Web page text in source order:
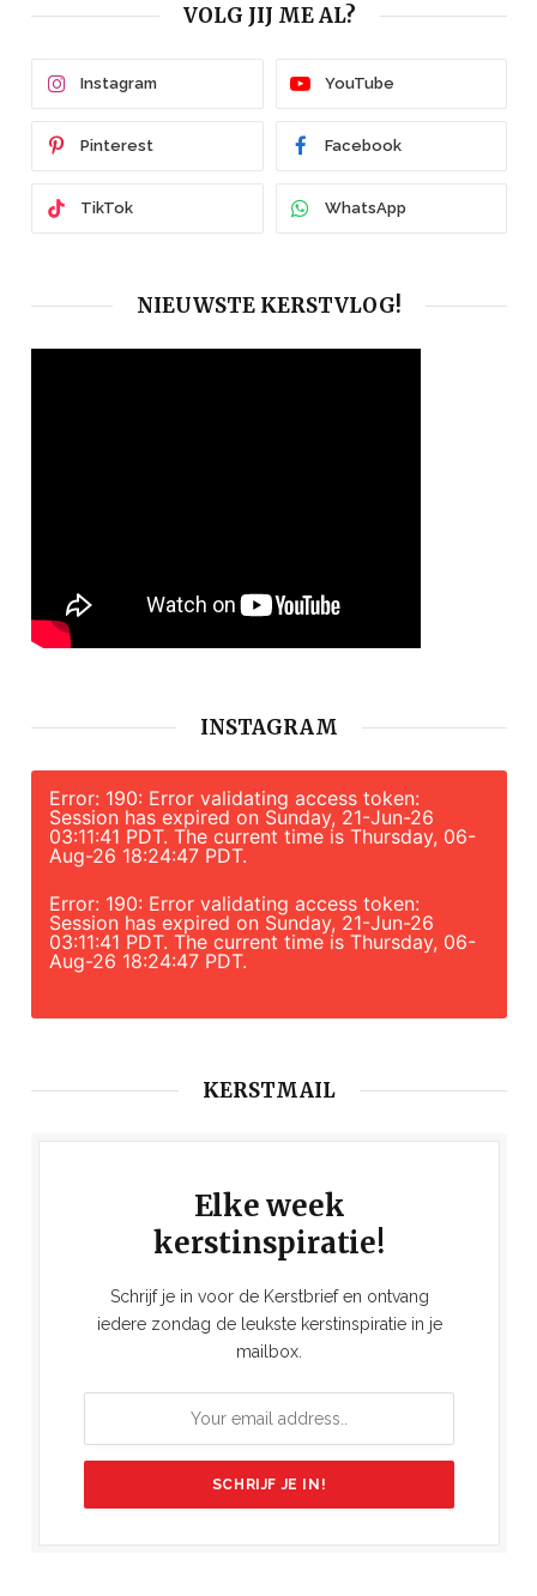
VOLG JIJ ME AL?
Instagram YouTube
Pinterest Facebook
TikTok WhatsApp
NIEUWSTE KERSTVLOG!
INSTAGRAM
Error: 190: Error validating access token:
Session has expired on Sunday, 21-Jun-26
03:11:41 PDT. The current time is Thursday, 06-
Aug-26 18:24:47 PDT.
Error: 190: Error validating access token:
Session has expired on Sunday, 21-Jun-26
03:11:41 PDT. The current time is Thursday, 06-
Aug-26 18:24:47 PDT.
KERSTMAIL
Elke week
kerstinspiratie!
Schrijf je in voor de Kerstbrief en ontvang
iedere zondag de leukste kerstinspiratie in je
mailbox.